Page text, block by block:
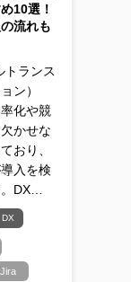
10選！
流れも
トランス
ン）
化や競
かせな
おり、
入を検
DX…
DX